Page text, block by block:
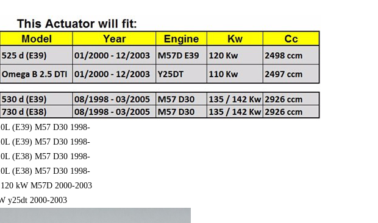
(E39) M57 D30 1998-
(E39) M57 D30 1998-
(E38) M57 D30 1998-
(E38) M57 D30 1998-
kW M57D 2000-2003
y25dt 2000-2003